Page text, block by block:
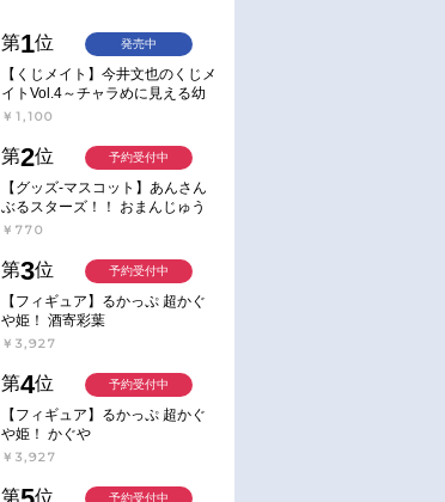
第1位
【くじメイト】今井文也のくじメ
イトVol.4～チャラめに見える幼
馴染、実は一途で独占欲が強いん
￥1,100
発売中
第2位
【グッズ-マスコット】あんさん
ぶるスターズ！！ おまんじゅう
にぎにぎマスコット ねくすと2
￥770
予約受付中
第3位
【フィギュア】るかっぷ 超かぐ
や姫！ 酒寄彩葉
￥3,927
予約受付中
第4位
【フィギュア】るかっぷ 超かぐ
や姫！ かぐや
￥3,927
予約受付中
第 位 予約受付中